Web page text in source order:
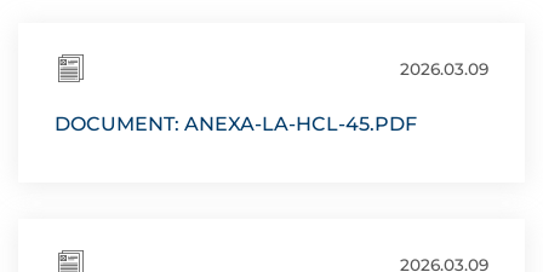
2026.03.09
DOCUMENT: ANEXA-LA-HCL-45.PDF
2026.03.09